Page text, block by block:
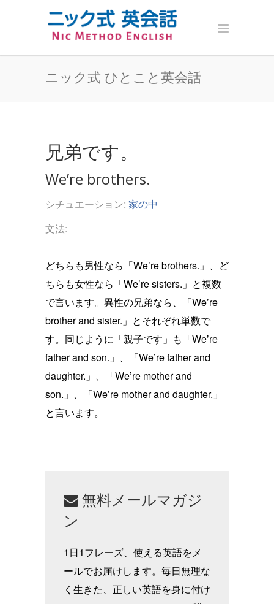
ニック式 ひとこと英会話
兄弟です。
We’re brothers.
シチュエーション: 家の中
文法:
どちらも男性なら「We’re brothers.」、ど
ちらも女性なら「We’re sisters.」と複数
で言います。異性の兄弟なら、「We’re
brother and sister.」とそれぞれ単数で
す。同じように「親子です」も「We’re
father and son.」、「We’re father and
daughter.」、「We’re mother and
son.」、「We’re mother and daughter.」
と言います。
無料メールマガジ
ン
1日1フレーズ、使える英語をメ
ールでお届けします。毎日無理な
く生きた、正しい英語を身に付け